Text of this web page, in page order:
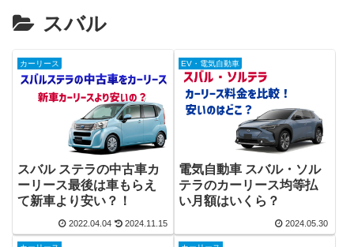
スバル
カーリース
スバル ステラの中古車カ
ーリース最後は車もらえ
て新車より安い？！
2022.04.04 2024.11.15
EV・電気自動車
電気自動車 スバル・ソル
テラのカーリース均等払
い月額はいくら？
2024.05.30